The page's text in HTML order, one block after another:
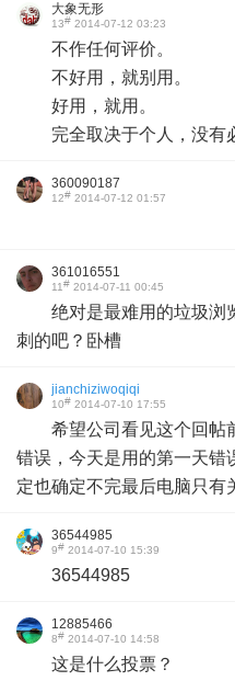
大象无形
13# 2014-07-12 03:23
不作任何评价。
不好用，就别用。
好用，就用。
完全取决于个人，没有
360090187
12# 2014-07-12 01:57
361016551
11# 2014-07-11 00:45
绝对是最难用的垃圾浏
刺的吧？卧槽
jianchiziwoqiqi
10# 2014-07-10 17:55
希望公司看见这个回帖
错误，今天是用的第一天错
定也确定不完最后电脑只有
36544985
9# 2014-07-10 15:39
36544985
12885466
8# 2014-07-10 14:58
这是什么投票？